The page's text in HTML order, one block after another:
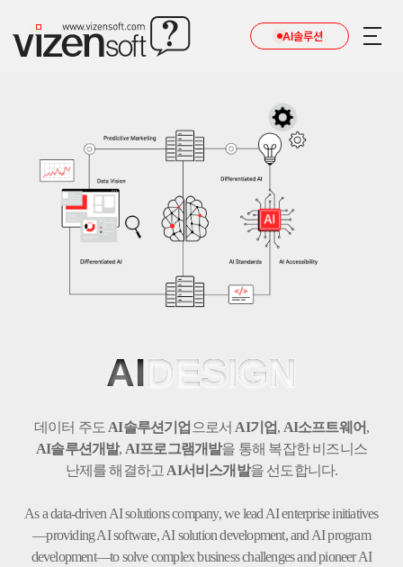
AI솔루션
AIDESIGN
데이터 주도 AI솔루션기업 으로서 AI기업, AI소프트웨어,
AI솔루션개발, AI프로그램개발을 통해 복잡한 비즈니스
난제를 해결하고 AI서비스개발을 선도합니다.
As a data-driven AI solutions company, we lead AI enterprise initiatives
—providing AI software,AI solution development, and AI program
development—to solve complex business challengesand pioneer AI